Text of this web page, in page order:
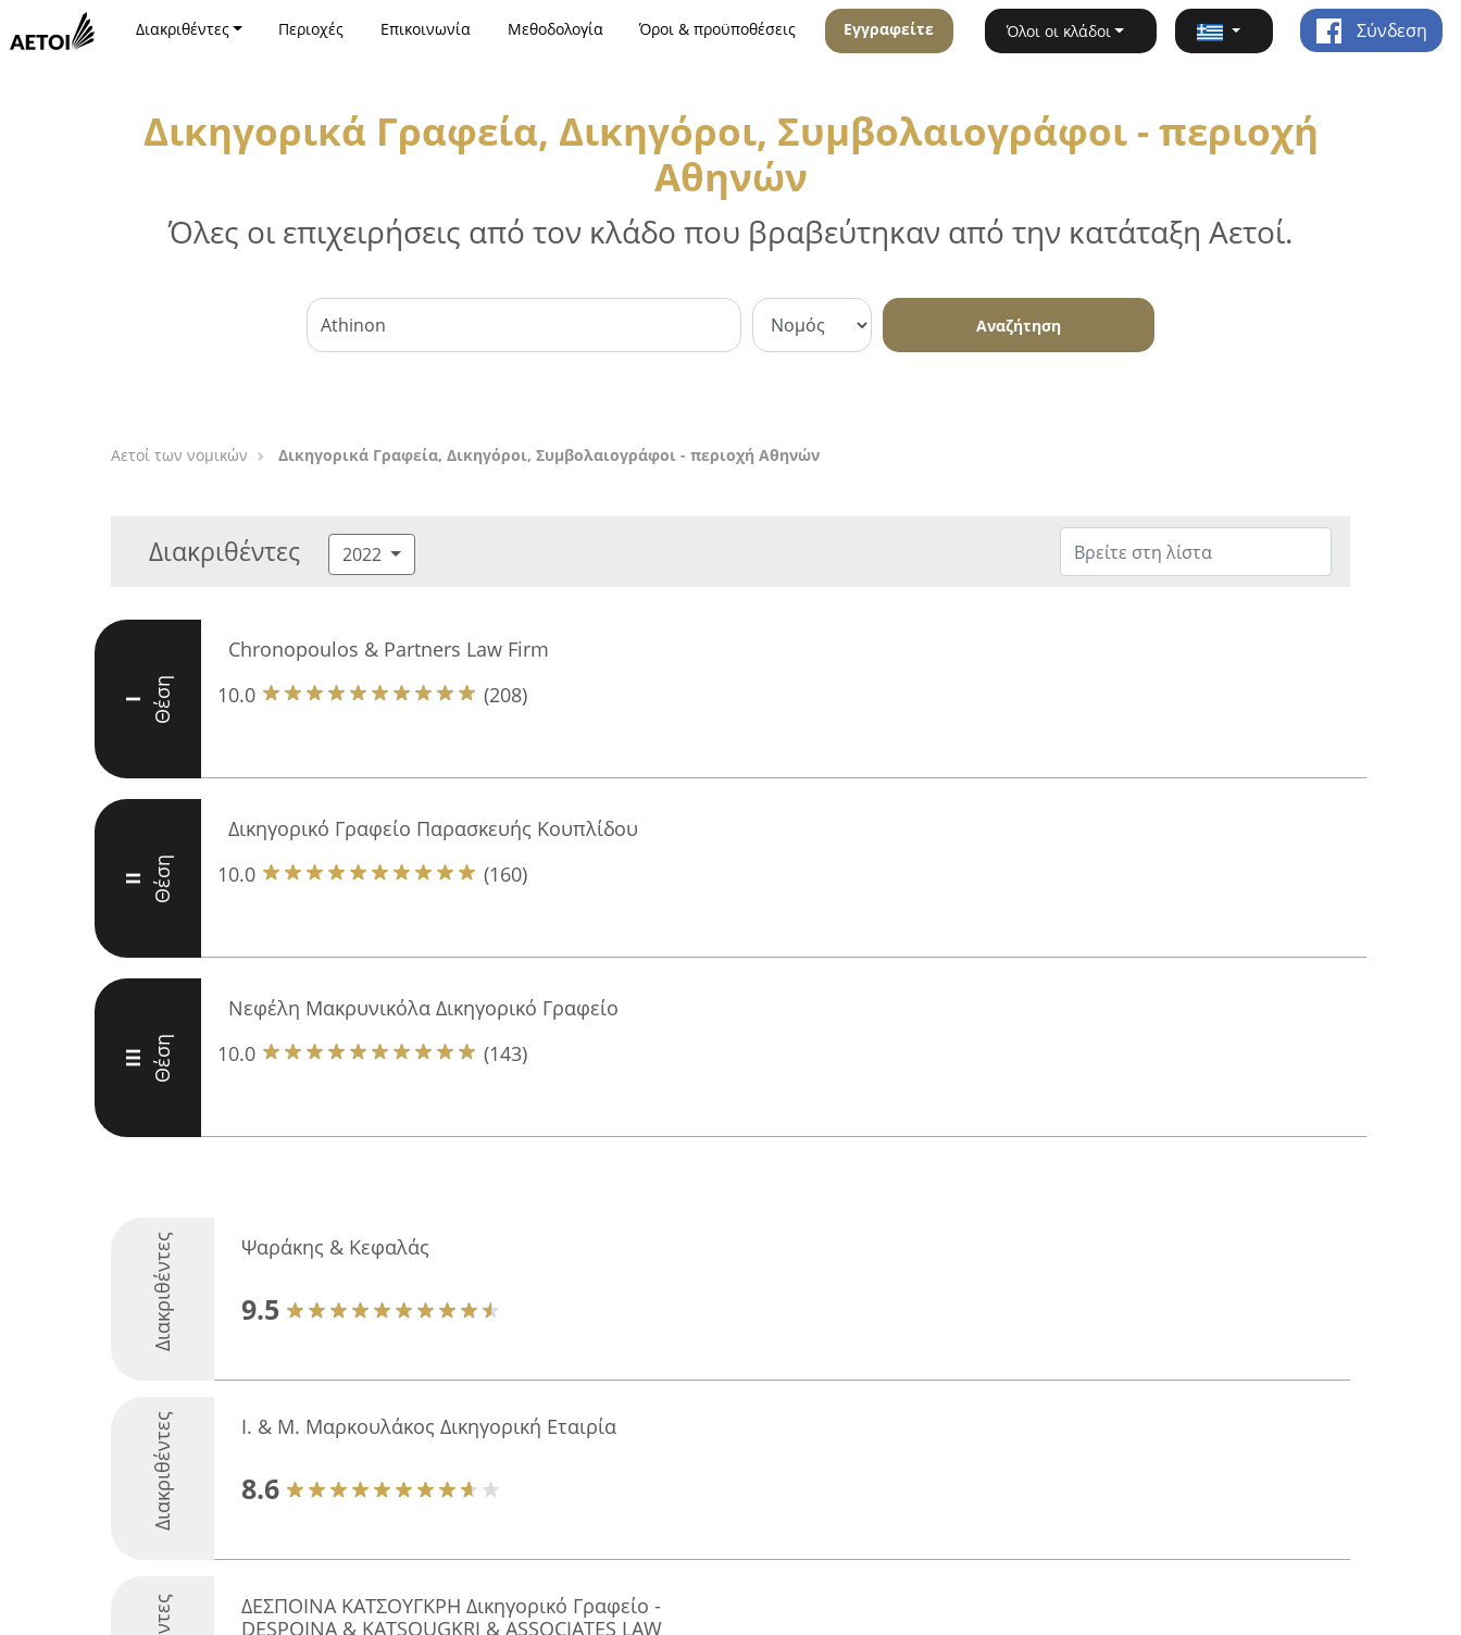
Διακριθέντες Περιοχές Επικοινωνία Μεθοδολογία Όροι & προϋποθέσεις Εγγραφείτε Όλοι οι κλάδοι Σύνδεση
Δικηγορικά Γραφεία, Δικηγόροι, Συμβολαιογράφοι - περιοχή
Αθηνών
Όλες οι επιχειρήσεις από τον κλάδο που βραβεύτηκαν από την κατάταξη Αετοί.
Αναζήτηση
Αετοί των νομικών Δικηγορικά Γραφεία, Δικηγόροι, Συμβολαιογράφοι - περιοχή Αθηνών
Διακριθέντες 2022
I Θέση
Chronopoulos & Partners Law Firm
10.0
(208)
II Θέση
Δικηγορικό Γραφείο Παρασκευής Κουπλίδου
10.0
(160)
III Θέση
Νεφέλη Μακρυνικόλα Δικηγορικό Γραφείο
10.0
(143)
Διακριθέντες Ψαράκης & Κεφαλάς
9.5
Διακριθέντες Ι. & Μ. Μαρκουλάκος Δικηγορική Εταιρία
8.6
ΔΕΣΠΟΙΝΑ ΚΑΤΣΟΥΓΚΡΗ Δικηγορικό Γραφείο -
DESPOINA & KATSOUGKRI & ASSOCIATES LAW